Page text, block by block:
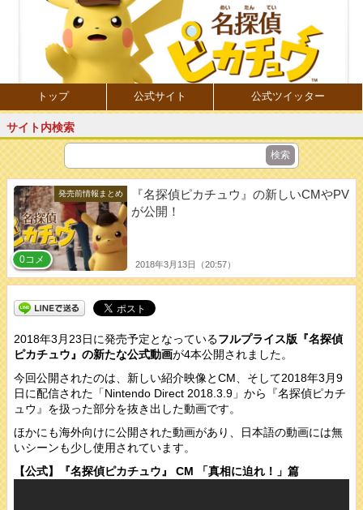
トップ 公式サイト 公式ツイッター
サイト内検索
発売前情報まとめ
2018年3月13日（20:57）
『名探偵ピカチュウ』の新しいCMやPV
が公開！
0コメ
2018年3月23日に発売予定となっているフルプライス版『名探偵
ピカチュウ』の新たな公式動画が4本公開されました。
今回公開されたのは、新しい紹介映像とCM、そして2018年3月9
日に配信された「Nintendo Direct 2018.3.9」から『名探偵ピカチ
ュウ』を扱った部分を抜き出した動画です。
ほかにも海外向けに公開された動画があり、日本語の動画には無
いシーンも少し使用されています。
【公式】『名探偵ピカチュウ』 CM 「真相に迫れ！」篇